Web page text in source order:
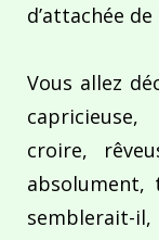
d’attachée
Vous allez
croire,
absolument,